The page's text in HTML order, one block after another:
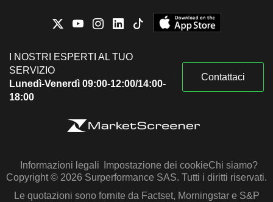
I NOSTRI ESPERTI AL TUO
SERVIZIO
Lunedì-Venerdì 09:00-12:00/14:00-
18:00
Contattaci
Informazioni legali Impostazione dei cookieChi siamo?
Copyright © 2026 Surperformance SAS. Tutti i diritti riservati.
Le quotazioni sono fornite da Factset, Morningstar e S&P